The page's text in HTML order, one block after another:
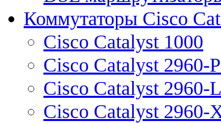
Коммутаторы Cisco
Cisco Catalyst 1000
Cisco Catalyst 2960-
Cisco Catalyst 2960-L
Cisco Catalyst 2960-